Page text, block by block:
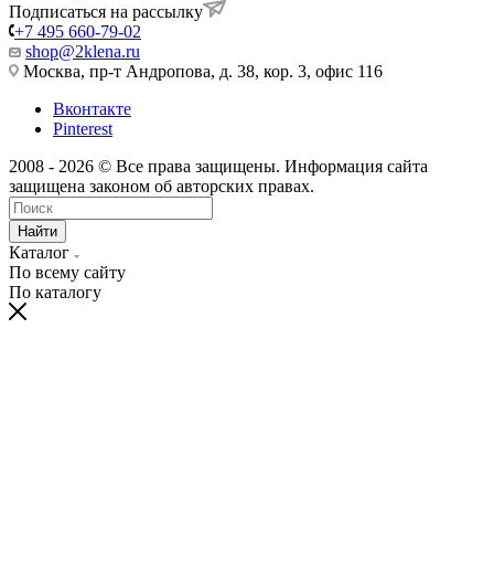
Подписаться на рассылку
+7 495 660-79-02
shop@2klena.ru
Москва, пр-т Андропова, д. 38, кор. 3, офис 116
Вконтакте
Pinterest
2008 - 2026 © Все права защищены. Информация сайта
защищена законом об авторских правах.
Найти
Каталог
По всему сайту
По каталогу